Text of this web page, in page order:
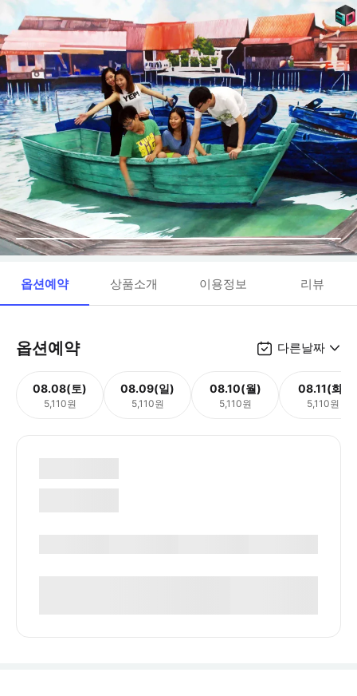
옵션예약 상품소개 이용정보 리뷰
옵션예약 다른날짜
08.08(토)
5,110원
08.09(일)
5,110원
08.10(월)
5,110원
08.11(화)
5,110원